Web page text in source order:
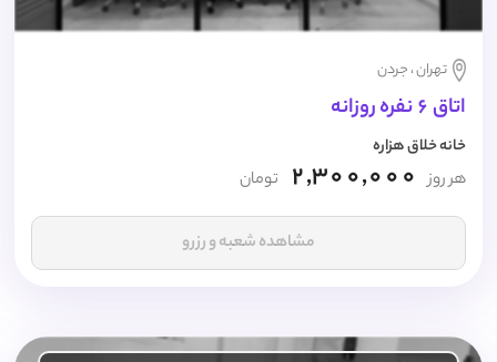
تهران ، جردن
اتاق 6 نفره روزانه
خانه خلاق هزاره
هر روز 2,300,000 تومان
مشاهده شعبه و رزرو